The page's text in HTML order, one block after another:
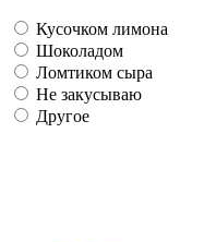
Кусочком лимона
Шоколадом
Ломтиком сыра
Не закусываю
Другое